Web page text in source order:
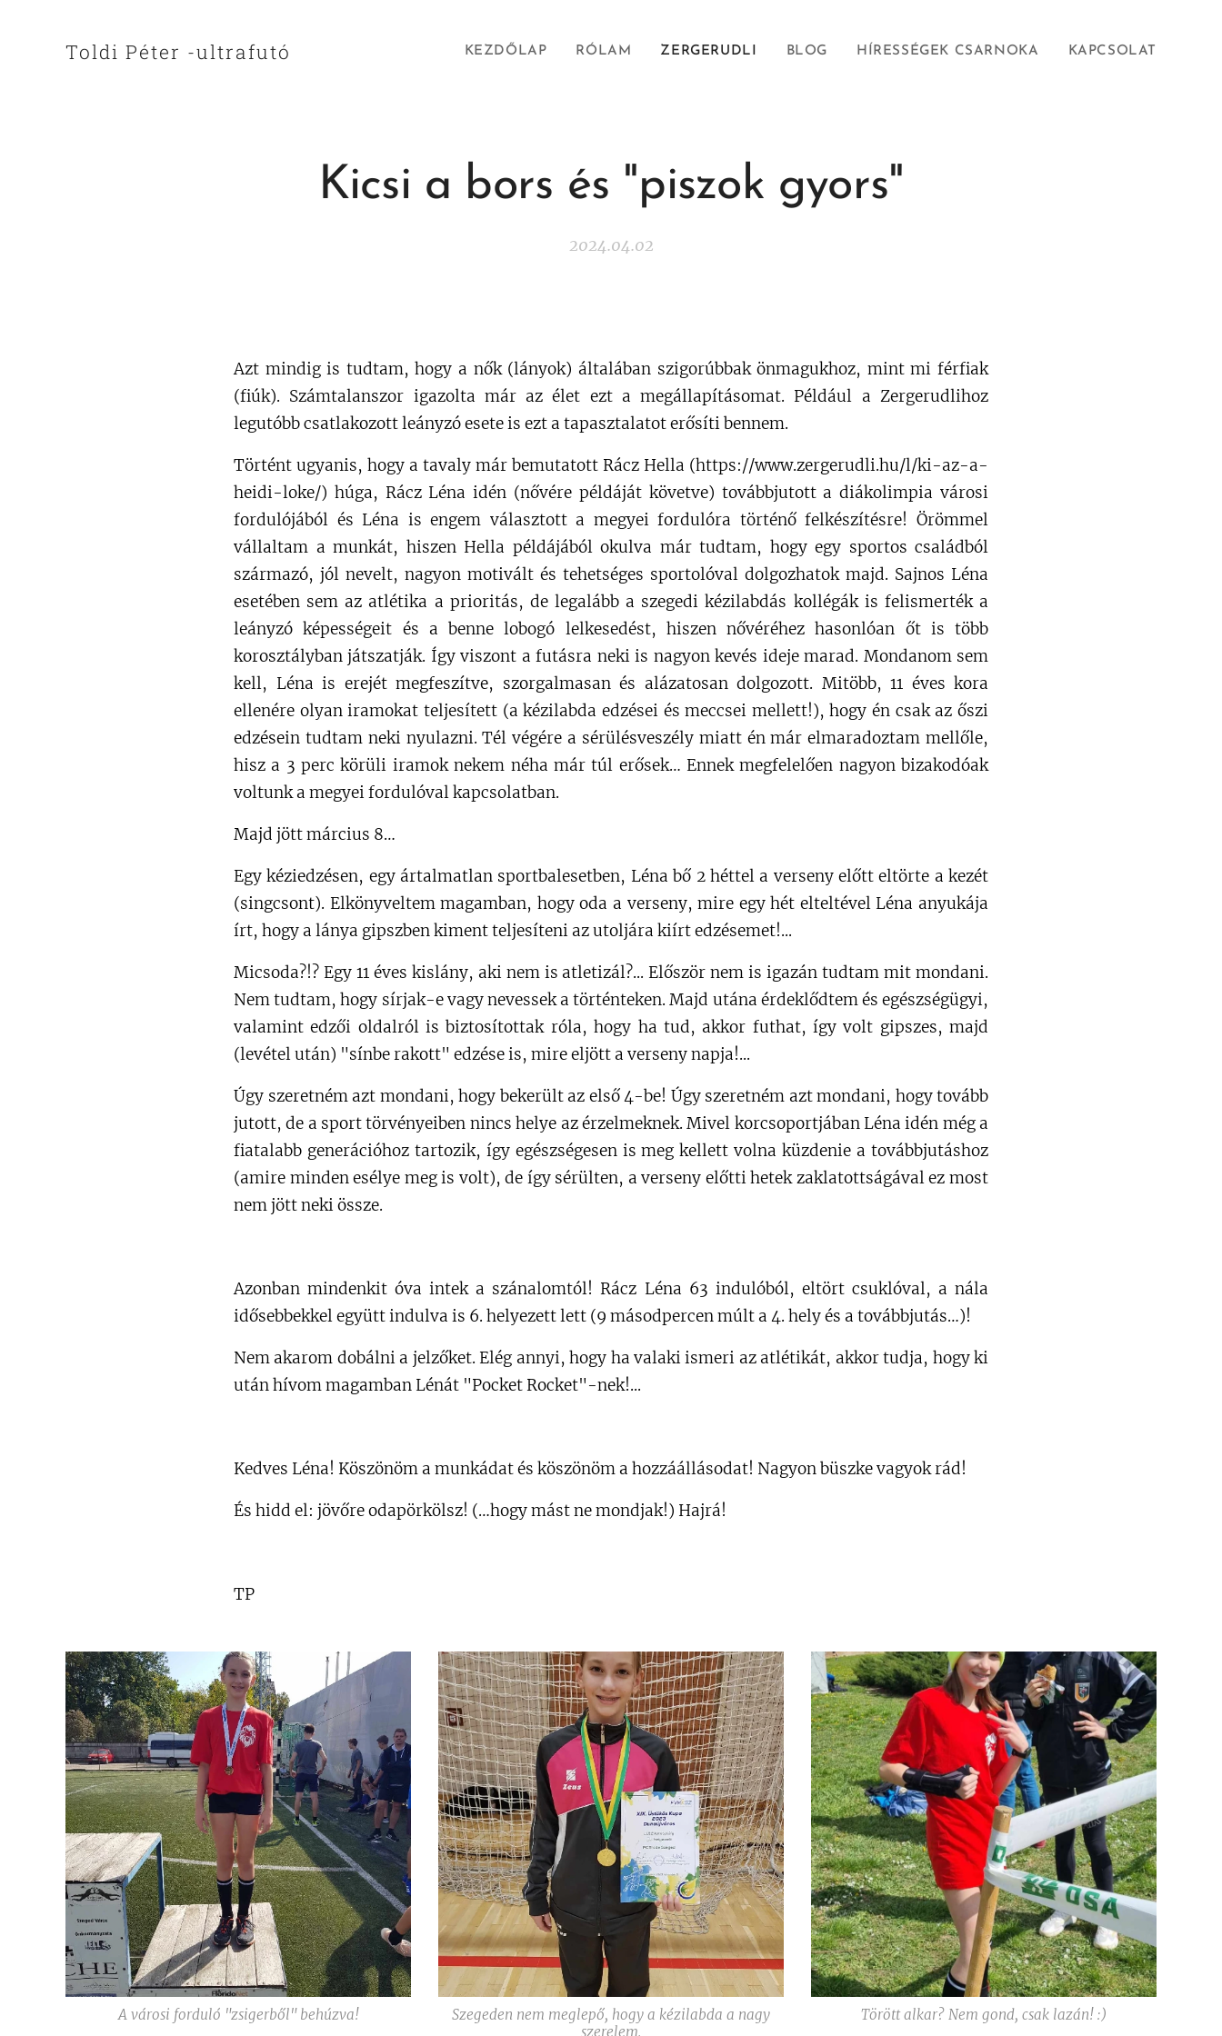
Toldi Péter -ultrafutó KEZDŐLAP RÓLAM ZERGERUDLI BLOG HÍRESSÉGEK CSARNOKA KAPCSOLAT
Kicsi a bors és "piszok gyors"
2024.04.02
Azt mindig is tudtam, hogy a nők (lányok) általában szigorúbbak önmagukhoz, mint mi férfiak
(fiúk). Számtalanszor igazolta már az élet ezt a megállapításomat. Például a Zergerudlihoz
legutóbb csatlakozott leányzó esete is ezt a tapasztalatot erősíti bennem.
Történt ugyanis, hogy a tavaly már bemutatott Rácz Hella (https://www.zergerudli.hu/l/ki-az-a-
heidi-loke/) húga, Rácz Léna idén (nővére példáját követve) továbbjutott a diákolimpia városi
fordulójából és Léna is engem választott a megyei fordulóra történő felkészítésre! Örömmel
vállaltam a munkát, hiszen Hella példájából okulva már tudtam, hogy egy sportos családból
származó, jól nevelt, nagyon motivált és tehetséges sportolóval dolgozhatok majd. Sajnos Léna
esetében sem az atlétika a prioritás, de legalább a szegedi kézilabdás kollégák is felismerték a
leányzó képességeit és a benne lobogó lelkesedést, hiszen nővéréhez hasonlóan őt is több
korosztályban játszatják. Így viszont a futásra neki is nagyon kevés ideje marad. Mondanom sem
kell, Léna is erejét megfeszítve, szorgalmasan és alázatosan dolgozott. Mitöbb, 11 éves kora
ellenére olyan iramokat teljesített (a kézilabda edzései és meccsei mellett!), hogy én csak az őszi
edzésein tudtam neki nyulazni. Tél végére a sérülésveszély miatt én már elmaradoztam mellőle,
hisz a 3 perc körüli iramok nekem néha már túl erősek… Ennek megfelelően nagyon bizakodóak
voltunk a megyei fordulóval kapcsolatban.
Majd jött március 8…
Egy kéziedzésen, egy ártalmatlan sportbalesetben, Léna bő 2 héttel a verseny előtt eltörte a kezét
(singcsont). Elkönyveltem magamban, hogy oda a verseny, mire egy hét elteltével Léna anyukája
írt, hogy a lánya gipszben kiment teljesíteni az utoljára kiírt edzésemet!...
Micsoda?!? Egy 11 éves kislány, aki nem is atletizál?... Először nem is igazán tudtam mit mondani.
Nem tudtam, hogy sírjak-e vagy nevessek a történteken. Majd utána érdeklődtem és egészségügyi,
valamint edzői oldalról is biztosítottak róla, hogy ha tud, akkor futhat, így volt gipszes, majd
(levétel után) "sínbe rakott" edzése is, mire eljött a verseny napja!...
Úgy szeretném azt mondani, hogy bekerült az első 4-be! Úgy szeretném azt mondani, hogy tovább
jutott, de a sport törvényeiben nincs helye az érzelmeknek. Mivel korcsoportjában Léna idén még a
fiatalabb generációhoz tartozik, így egészségesen is meg kellett volna küzdenie a továbbjutáshoz
(amire minden esélye meg is volt), de így sérülten, a verseny előtti hetek zaklatottságával ez most
nem jött neki össze.
Azonban mindenkit óva intek a szánalomtól! Rácz Léna 63 indulóból, eltört csuklóval, a nála
idősebbekkel együtt indulva is 6. helyezett lett (9 másodpercen múlt a 4. hely és a továbbjutás…)!
Nem akarom dobálni a jelzőket. Elég annyi, hogy ha valaki ismeri az atlétikát, akkor tudja, hogy ki
után hívom magamban Lénát "Pocket Rocket"-nek!... 😊
Kedves Léna! Köszönöm a munkádat és köszönöm a hozzáállásodat! Nagyon büszke vagyok rád!
És hidd el: jövőre odapörkölsz! (…hogy mást ne mondjak!) Hajrá!
TP
A városi forduló "zsigerből" behúzva!
Szegeden nem meglepő, hogy a kézilabda a nagy
szerelem.
Törött alkar? Nem gond, csak lazán! :)